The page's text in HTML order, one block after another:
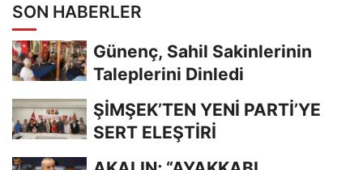
SON HABERLER
Günenç, Sahil Sakinlerinin
Taleplerini Dinledi
ŞİMŞEK’TEN YENİ PARTİ’YE
SERT ELEŞTİRİ